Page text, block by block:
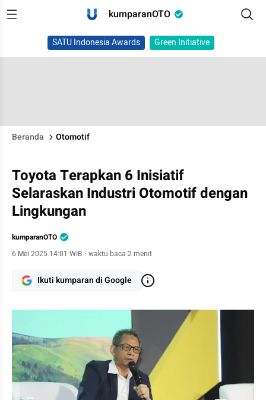
kumparanOTO
SATU Indonesia Awards Green Initiative
Beranda Otomotif
Toyota Terapkan 6 Inisiatif
Selaraskan Industri Otomotif dengan
Lingkungan
kumparanOTO
6 Mei 2025 14:01 WIB · waktu baca 2 menit
Ikuti kumparan di Google